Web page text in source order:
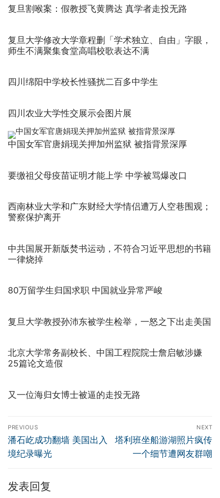
复旦割喉案：假教授飞黄腾达 真学者走投无路
复旦大学修改大学章程删「学术独立、自由」字眼，
师生不满聚集食堂高唱校歌表达不满
四川绵阳中学校长性骚扰二百多中学生
四川农业大学性交展示会图片展
中国女军官唐娟现关押加州监狱 被指背景深厚
要缴祖父母疫苗证明才能上学 中学被骂爆改口
西南林业大学和广东财经大学情侣遭万人空巷围观；
警察保护离开
中共国展开新版焚书运动，不符合习近平思想的书籍
一律烧掉
80万留学生归国求职 中国就业异常严峻
复旦大学教授孙沛东被学生检举，一怒之下出走美国
北京大学常务副校长、中国工程院院士詹启敏涉嫌
25篇论文造假
又一位海归女博士被逼的走投无路
文
章
导
PREVIOUS
Previous
post:
潘石屹成功翻墙 美国出入
境纪录曝光
NEXT
Next
post:
塔利班坐船游湖照片疯传
一个细节遭网友群嘲
发表回复